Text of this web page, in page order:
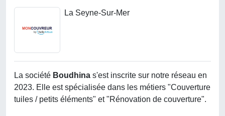
La Seyne-Sur-Mer
La société Boudhina s'est inscrite sur notre réseau en
2023. Elle est spécialisée dans les métiers "Couverture
tuiles / petits éléments" et "Rénovation de couverture".